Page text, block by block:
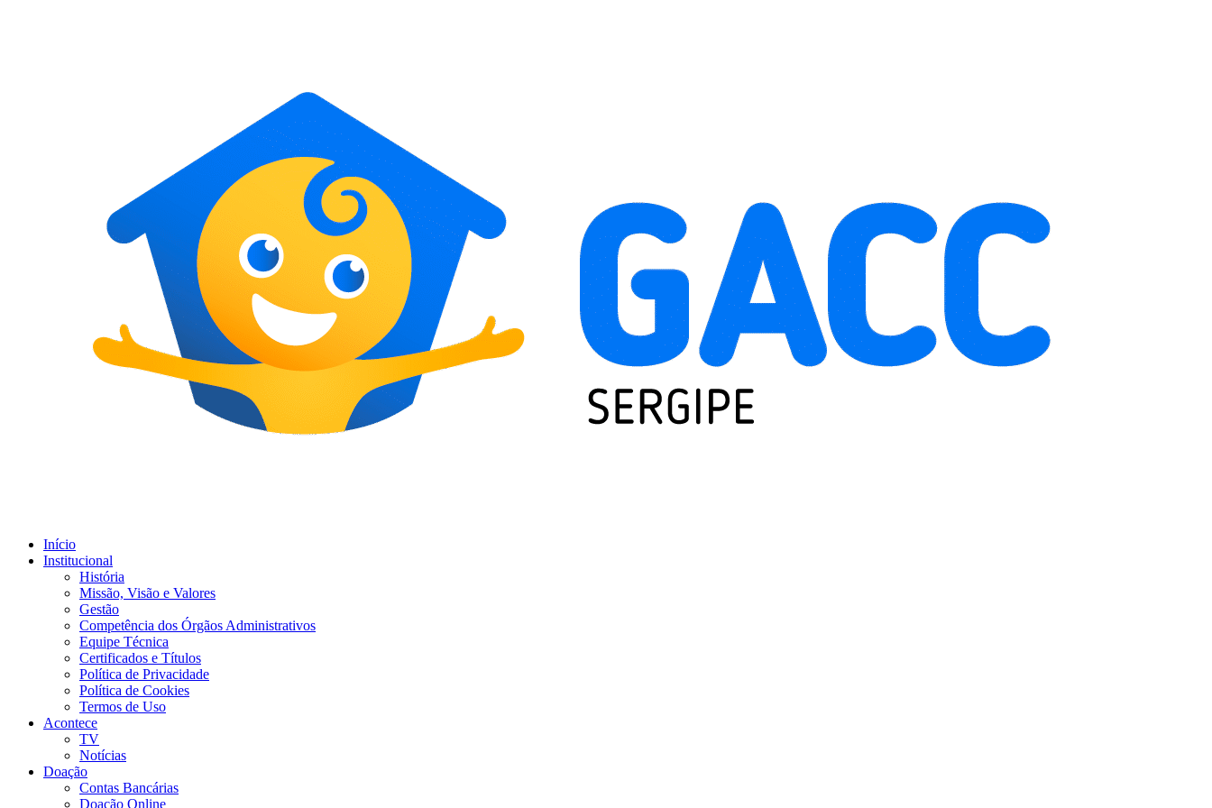
Início
Institucional
História
Missão, Visão e Valores
Gestão
Competência dos Órgãos Administrativos
Equipe Técnica
Certificados e Títulos
Política de Privacidade
Política de Cookies
Termos de Uso
Acontece
TV
Notícias
Doação
Contas Bancárias
Doação Online